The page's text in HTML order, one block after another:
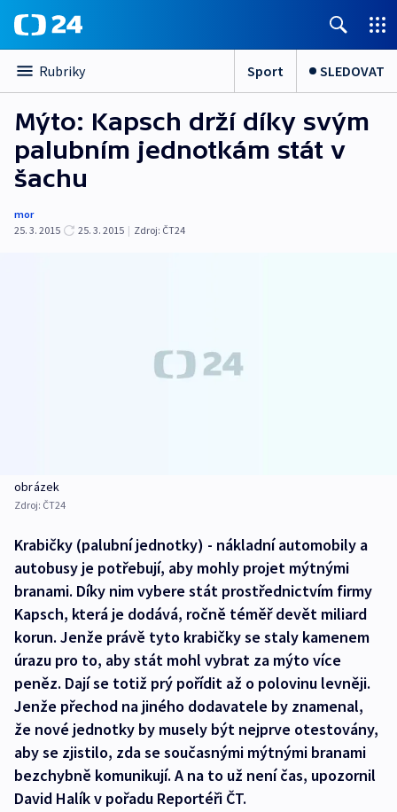
Rubriky Sport SLEDOVAT
Mýto: Kapsch drží díky svým
palubním jednotkám stát v
šachu
mor
25. 3. 2015
25. 3. 2015 | Zdroj: ČT24
obrázek
Zdroj: ČT24
Krabičky (palubní jednotky) - nákladní automobily a
autobusy je potřebují, aby mohly projet mýtnými
branami. Díky nim vybere stát prostřednictvím firmy
Kapsch, která je dodává, ročně téměř devět miliard
korun. Jenže právě tyto krabičky se staly kamenem
úrazu pro to, aby stát mohl vybrat za mýto více
peněz. Dají se totiž prý pořídit až o polovinu levněji.
Jenže přechod na jiného dodavatele by znamenal,
že nové jednotky by musely být nejprve otestovány,
aby se zjistilo, zda se současnými mýtnými branami
bezchybně komunikují. A na to už není čas, upozornil
David Halík v pořadu Reportéři ČT.